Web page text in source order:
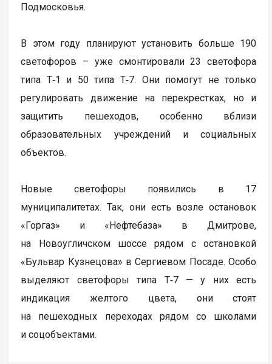
Подмосковья.
В этом году планируют установить больше 190
светофоров – уже смонтировали 23 светофора
типа Т‑1 и 50 типа Т‑7. Они помогут не только
регулировать движение на перекрестках, но и
защитить пешеходов, особенно вблизи
образовательных учреждений и социальных
объектов.
Новые светофоры появились в 17
муниципалитетах. Так, они есть возле остановок
«Горгаз» и «Нефтебаза» в Дмитрове,
на Новоугличском шоссе рядом с остановкой
«Бульвар Кузнецова» в Сергиевом Посаде. Особо
выделяют светофоры типа Т‑7 — у них есть
индикация желтого цвета, они стоят
на пешеходных переходах рядом со школами
и соцобъектами.